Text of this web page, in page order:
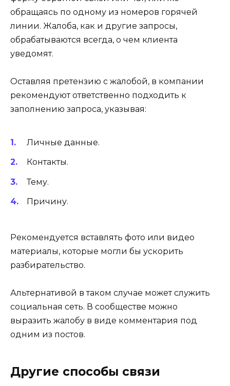
обращаясь по одному из номеров горячей
линии. Жалоба, как и другие запросы,
обрабатываются всегда, о чем клиента
уведомят.
Оставляя претензию с жалобой, в компании
рекомендуют ответственно подходить к
заполнению запроса, указывая:
Личные данные.
Контакты.
Тему.
Причину.
Рекомендуется вставлять фото или видео
материалы, которые могли бы ускорить
разбирательство.
Альтернативой в таком случае может служить
социальная сеть. В сообществе можно
выразить жалобу в виде комментария под
одним из постов.
Другие способы связи